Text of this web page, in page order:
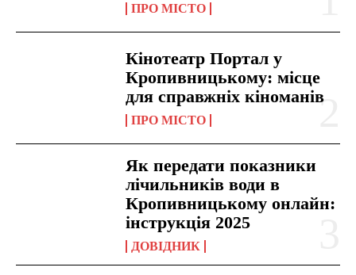
ПРО МІСТО
Кінотеатр Портал у
Кропивницькому: місце
для справжніх кіноманів
ПРО МІСТО
Як передати показники
лічильників води в
Кропивницькому онлайн:
інструкція 2025
ДОВІДНИК